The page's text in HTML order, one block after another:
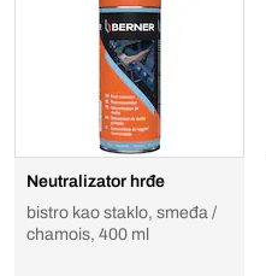
Neutralizator hrđe
bistro kao staklo, smeđa /
chamois, 400 ml